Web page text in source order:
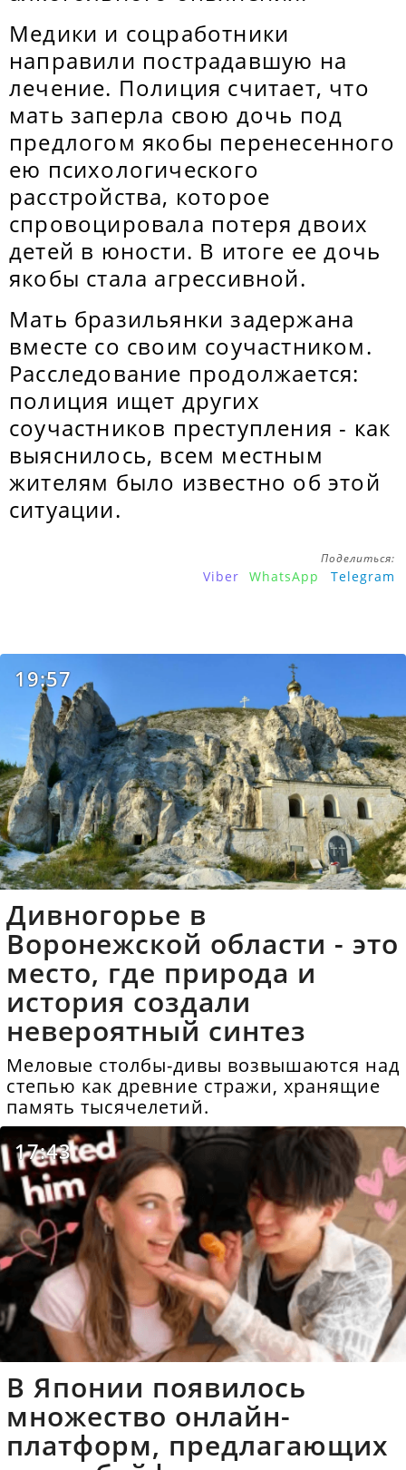
Медики и соцработники
направили пострадавшую на
лечение. Полиция считает, что
мать заперла свою дочь под
предлогом якобы перенесенного
ею психологического
расстройства, которое
спровоцировала потеря двоих
детей в юности. В итоге ее дочь
якобы стала агрессивной.
Мать бразильянки задержана
вместе со своим соучастником.
Расследование продолжается:
полиция ищет других
соучастников преступления - как
выяснилось, всем местным
жителям было известно об этой
ситуации.
Поделиться:
Viber WhatsApp Telegram
19:57
Дивногорье в
Воронежской области - это
место, где природа и
история создали
невероятный синтез
Меловые столбы-дивы возвышаются над
степью как древние стражи, хранящие
память тысячелетий.
17:43
В Японии появилось
множество онлайн-
платформ, предлагающих